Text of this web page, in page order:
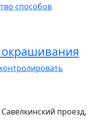
способов
окрашивания
проезд,